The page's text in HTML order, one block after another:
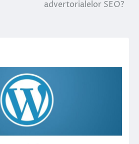
advertorialelor SEO?